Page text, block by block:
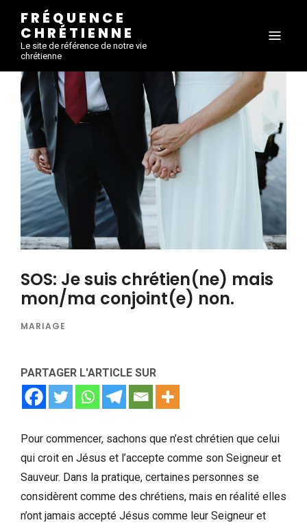
FRÉQUENCE
CHRÉTIENNE
Le site de référence de notre vie
chrétienne
SOS: Je suis chrétien(ne) mais
mon/ma conjoint(e) non.
MARIAGE
PARTAGER L'ARTICLE SUR
Pour commencer, sachons que n’est chrétien que celui
qui croit en Jésus et l’accepte comme son Seigneur et
Sauveur. Dans la pratique, certaines personnes se
considèrent comme des chrétiens, mais en réalité elles
n’ont jamais accepté Jésus comme leur Seigneur et